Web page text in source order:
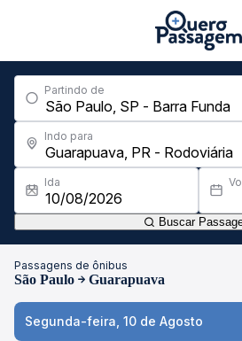
Partindo de
Indo para
Ida
Buscar
Passagens de ônibus
São Paulo Guarapuava
Segunda-feira, 10 de Agosto